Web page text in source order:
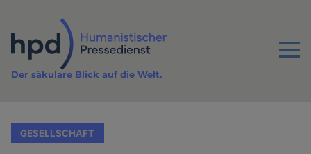
Inhalt
Menu
Der säkulare Blick auf die Welt.
GESELLSCHAFT